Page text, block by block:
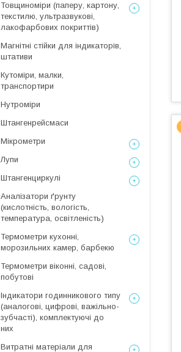
Товщиноміри (паперу, картону,
текстилю, ультразвукові,
лакофарбових покриттів)
Магнітні стійки для індикаторів,
штативи
Кутоміри, малки,
транспортири
Нутроміри
Штангенрейсмаси
Мікрометри
Лупи
Штангенциркулі
Аналізатори ґрунту
(кислотність, вологість,
температура, освітленість)
Термометри кухонні,
морозильних камер, барбекю
Термометри віконні, садові,
побутові
Індикатори годинникового типу
(аналогові, цифрові, важільно-
зубчасті), комплектуючі до
них
Витратні матеріали для